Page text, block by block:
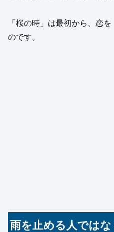
「桜の時」は最初から、恋
のです。
雨を止める人ではな